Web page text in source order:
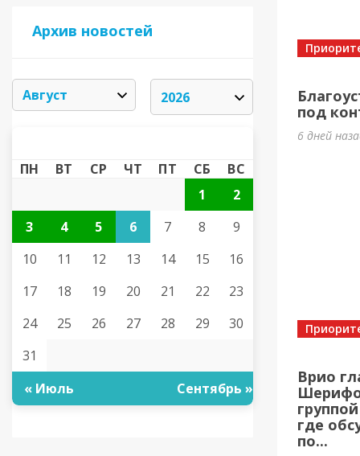
Архив новостей
ПН ВТ СР ЧТ ПТ СБ
ВС
1
2
3
4 5 6 7 8
9
10
11 12 13 14 15
16
17
18 19 20 21 22
23
24
25 26 27 28 29
30
31
« Июль
Сентябрь »
под
6 дней
Врио
где
по...